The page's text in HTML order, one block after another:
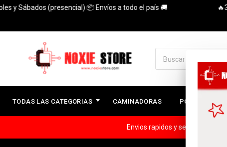
(presencial) 📦 Envíos a todo el país 🚚 🔥3
TODAS LAS CATEGORIAS CAMINADORAS PC ARMADAS
Envios rapidos y seguros a